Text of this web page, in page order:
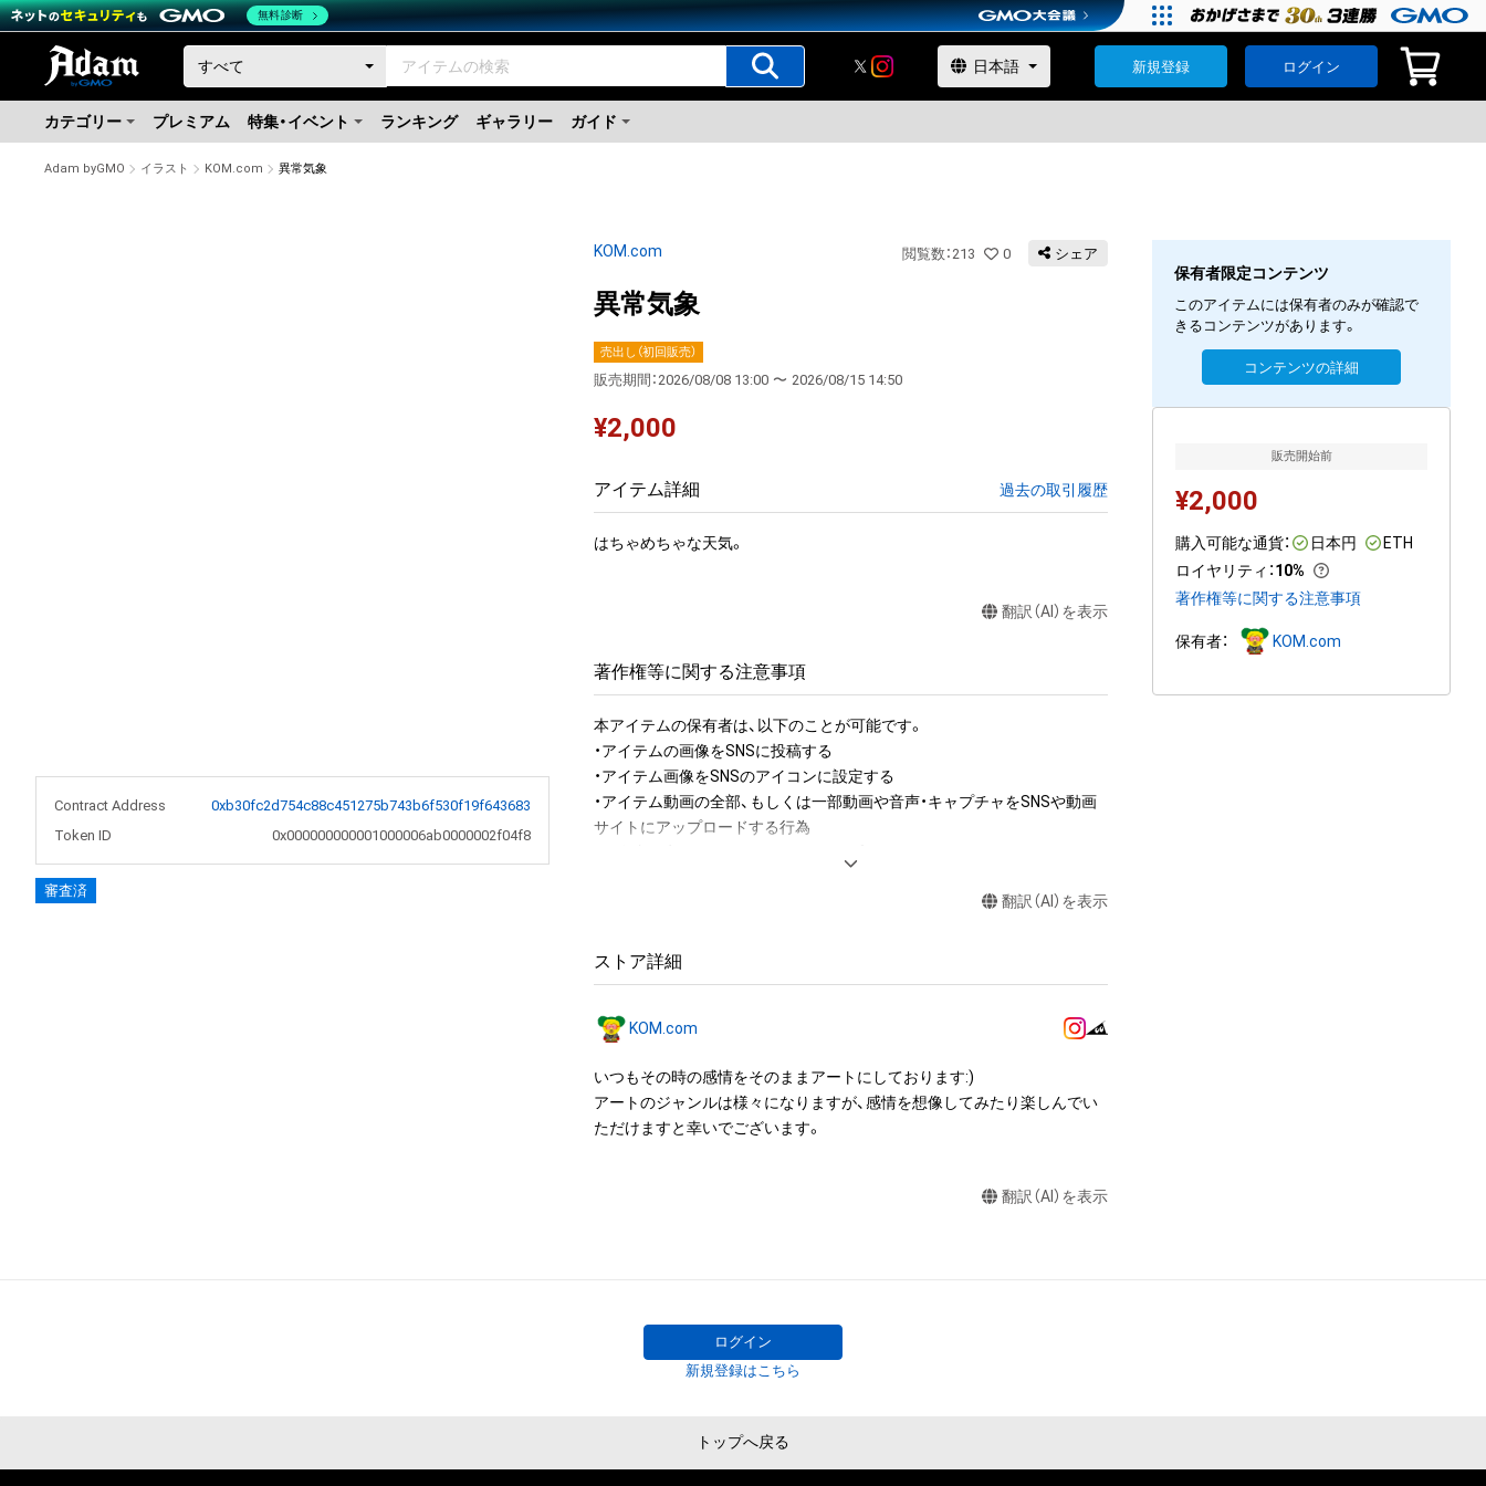
新規登録 ログイン
カテゴリー プレミアム 特集・イベント ランキング ギャラリー ガイド
Adam byGMO イラスト KOM.com 異常気象
Contract Address
0xb30fc2d754c88c451275b743b6f530f19f643683
Token ID
0x000000000001000006ab0000002f04f8
審査済
KOM.com 閲覧数 ： 213 0 シェア
異常気象
売出し（初回販売）
販売期間： 2026/08/08 13:00 〜 2026/08/15 14:50
¥2,000
アイテム詳細 過去の取引履歴
はちゃめちゃな天気。
翻訳（AI）を表示
著作権等に関する注意事項
本アイテムの保有者は、以下のことが可能です。
・アイテムの画像をSNSに投稿する
・アイテム画像をSNSのアイコンに設定する
・アイテム動画の全部、もしくは一部動画や音声・キャプチャをSNSや動画
サイトにアップロードする行為
・アイテムの画像を使用してメッセージカードを制作し友達に送る
アイテムに関する注意事項
用新案権、商標権、意匠権その他の知的財産権(それらの権利を取得し、又は
は、本アイテムの著作権を有する方、著作隣接権の権利者またはその管理委
託を受けている者によって保護されています。そのため、本アイテムを保
有していたとしても、本アイテムに関する創作物にかかる知的財産権を有
を受けている者からの事前の同意なしに、上記の「本アイテムの保有者が有
用またはその恐れのある利用など、作成者が不適切であると判断した場合、
利用をお断りさせていただきます。
翻訳（AI）を表示
ストア詳細
KOM.com
いつもその時の感情をそのままアートにしております:)
アートのジャンルは様々になりますが、感情を想像してみたり楽しんでい
ただけますと幸いでございます。
翻訳（AI）を表示
保有者限定コンテンツ
このアイテムには保有者のみが確認で
きるコンテンツがあります。
コンテンツの詳細
販売開始前
¥2,000
購入可能な通貨： 日本円
ETH
ロイヤリティ ：10%
著作権等に関する注意事項
保有者： KOM.com
ログイン
新規登録はこちら
トップへ戻る
無料診断